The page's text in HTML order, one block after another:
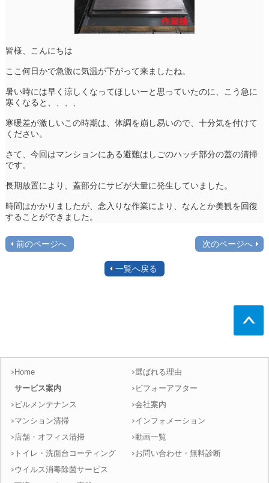
皆様、こんにちは
ここ何日かで急激に気温が下がって来ましたね。
暑い時には早く涼しくなってほしいーと思っていたのに、こう急に
寒くなると、、、、
寒暖差が激しいこの時期は、体調を崩し易いので、十分気を付けて
ください。
さて、今回はマンションにある避難はしごのハッチ部分の蓋の清掃
です。
長期放置により、蓋部分にサビが大量に発生していました。
時間はかかりましたが、念入りな作業により、なんとか美観を回復
することができました。
前のページへ 次のページへ
一覧へ戻る
Home
サービス案内
ビルメンテナンス
マンション清掃
店舗・オフィス清掃
トイレ・洗面台コーティング
ウイルス消毒除菌サービス
選ばれる理由
ビフォーアフター
会社案内
インフォメーション
動画一覧
お問い合わせ・無料診断